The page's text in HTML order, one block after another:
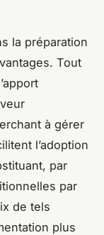
la préparation
Tout
à gérer
l’adoption
par
par
de tels
plus